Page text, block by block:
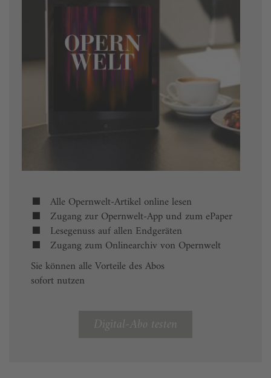
Alle Opernwelt-Artikel online lesen
Zugang zur Opernwelt-App und zum ePaper
Lesegenuss auf allen Endgeräten
Zugang zum Onlinearchiv von Opernwelt
Sie können alle Vorteile des Abos
sofort nutzen
Digital-Abo testen